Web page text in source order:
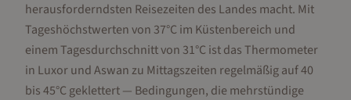
herausforderndsten Reisezeiten des Landes macht. Mit
Tageshöchstwerten von 37°C im Küstenbereich und
einem Tagesdurchschnitt von 31°C ist das Thermometer
in Luxor und Aswan zu Mittagszeiten regelmäßig auf 40
bis 45°C geklettert — Bedingungen, die mehrstündige